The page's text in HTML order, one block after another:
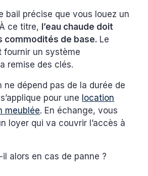
bail précise que vous louez un
ce titre, l’eau chaude doit
commodités de base. Le
fournir un système
remise des clés.
ne dépend pas de la durée de
pour une location
meublée. En échange, vous
loyer qui va couvrir l’accès à
alors en cas de panne ?